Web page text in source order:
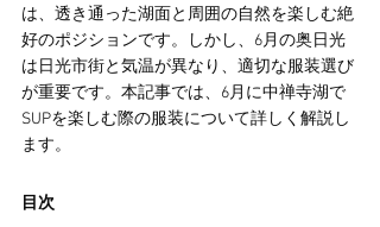
は、透き通った湖面と周囲の自然を楽しむ絶
好のポジションです。しかし、6月の奥日光
は日光市街と気温が異なり、適切な服装選び
が重要です。本記事では、6月に中禅寺湖で
SUPを楽しむ際の服装について詳しく解説し
ます。
目次